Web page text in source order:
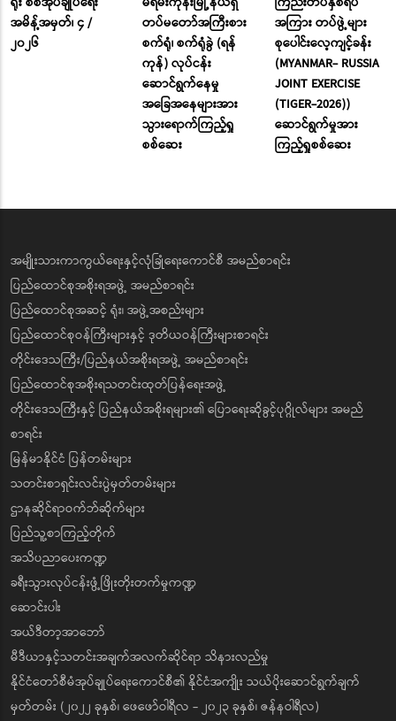
အမိန့်အမှတ်၊ ၄ /
၂၀၂၆
တပ်မတော်အကြီးစား
စက်ရုံ၊ စက်ရုံခွဲ (ရန်
ကုန်) လုပ်ငန်း
ဆောင်ရွက်နေမှု
အခြေအနေများအား
သွားရောက်ကြည့်ရှု
စစ်ဆေး
အကြား တပ်ဖွဲ့များ
စုပေါင်းလေ့ကျင့်ခန်း
(MYANMAR- RUSSIA
JOINT EXERCISE
(TIGER-2026))
ဆောင်ရွက်မှုအား
ကြည့်ရှုစစ်ဆေး
အမျိုးသားကာကွယ်ရေးနှင့်လုံခြုံရေးကောင်စီ အမည်စာရင်း
ပြည်ထောင်စုအစိုးရအဖွဲ့ အမည်စာရင်း
ပြည်ထောင်စုအဆင့် ရုံး၊ အဖွဲ့အစည်းများ
ပြည်ထောင်စုဝန်ကြီးများနှင့် ဒုတိယဝန်ကြီးများစာရင်း
တိုင်းဒေသကြီး/ပြည်နယ်အစိုးရအဖွဲ့ အမည်စာရင်း
ပြည်ထောင်စုအစိုးရသတင်းထုတ်ပြန်ရေးအဖွဲ့
တိုင်းဒေသကြီးနှင့် ပြည်နယ်အစိုးရများ၏ ပြောရေးဆိုခွင့်ပုဂ္ဂိုလ်များ အမည်
စာရင်း
မြန်မာနိုင်ငံ ပြန်တမ်းများ
သတင်းစာရှင်းလင်းပွဲမှတ်တမ်းများ
ဌာနဆိုင်ရာဝက်ဘ်ဆိုက်များ
ပြည်သူ့စာကြည့်တိုက်
အသိပညာပေးကဏ္ဍ
ခရီးသွားလုပ်ငန်းဖွံ့ဖြိုးတိုးတက်မှုကဏ္ဍ
ဆောင်းပါး
အယ်ဒီတာ့အာဘော်
မီဒီယာနှင့်သတင်းအချက်အလက်ဆိုင်ရာ သိနားလည်မှု
နိုင်ငံတော်စီမံအုပ်ချုပ်ရေးကောင်စီ၏ နိုင်ငံအကျိုး သယ်ပိုးဆောင်ရွက်ချက်
မှတ်တမ်း (၂၀၂၂ ခုနှစ်၊ ဖေဖော်ဝါရီလ - ၂၀၂၃ ခုနှစ်၊ ဇန်နဝါရီလ)